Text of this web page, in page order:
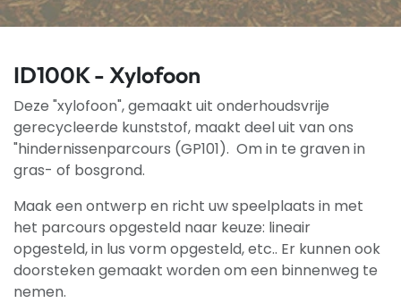
ID100K - Xylofoon
Deze "xylofoon", gemaakt uit onderhoudsvrije
gerecycleerde kunststof, maakt deel uit van ons
"hindernissenparcours (GP101). Om in te graven in
gras- of bosgrond.
Maak een ontwerp en richt uw speelplaats in met
het parcours opgesteld naar keuze: lineair
opgesteld, in lus vorm opgesteld, etc.. Er kunnen ook
doorsteken gemaakt worden om een binnenweg te
nemen.